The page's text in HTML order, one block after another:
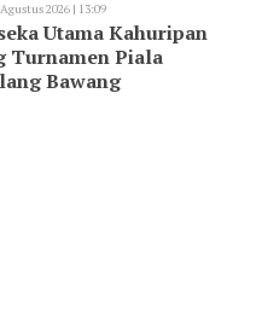
2026 | 13:09
Utama Kahuripan
Turnamen Piala
Bawang